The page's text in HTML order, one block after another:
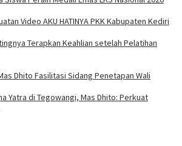
Video AKU HATINYA PKK Kabupaten Kediri
Terapkan Keahlian setelah Pelatihan
Dhito Fasilitasi Sidang Penetapan Wali
Yatra di Tegowangi, Mas Dhito: Perkuat